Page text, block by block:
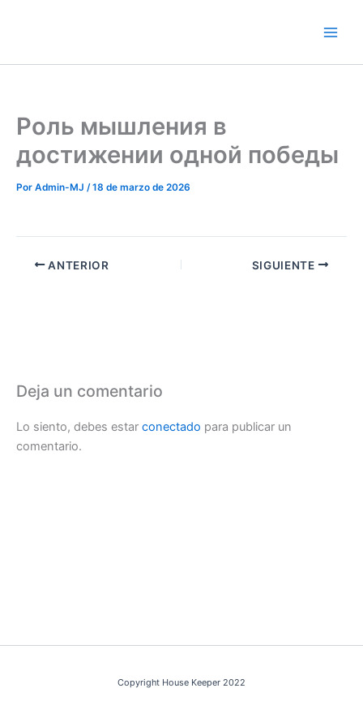
Роль мышления в
достижении одной победы
Por Admin-MJ /18 de marzo de 2026
ANTERIOR SIGUIENTE
Deja un comentario
Lo siento, debes estar conectado para publicar un
comentario.
Copyright House Keeper 2022